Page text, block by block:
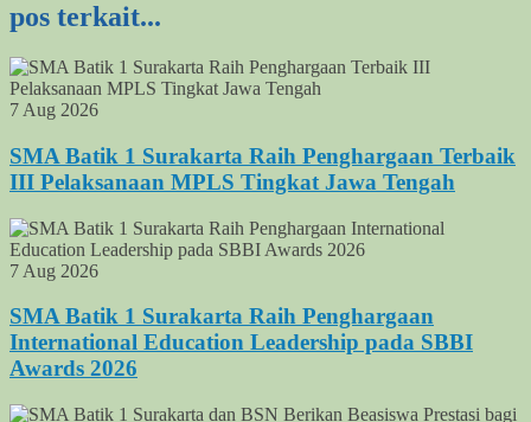
pos terkait...
7 Aug 2026
SMA Batik 1 Surakarta Raih Penghargaan Terbaik
III Pelaksanaan MPLS Tingkat Jawa Tengah
7 Aug 2026
SMA Batik 1 Surakarta Raih Penghargaan
International Education Leadership pada SBBI
Awards 2026